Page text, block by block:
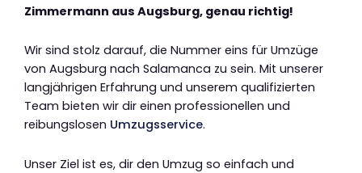
Zimmermann aus Augsburg, genau richtig!
Wir sind stolz darauf, die Nummer eins für Umzüge
von Augsburg nach Salamanca zu sein. Mit unserer
langjährigen Erfahrung und unserem qualifizierten
Team bieten wir dir einen professionellen und
reibungslosen Umzugsservice.
Unser Ziel ist es, dir den Umzug so einfach und